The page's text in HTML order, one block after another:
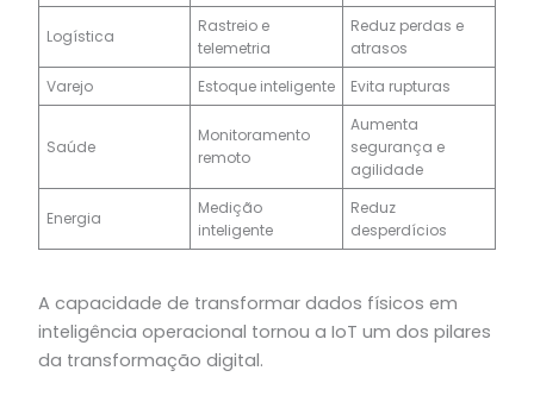
Logística
Rastreio e
telemetria
Reduz perdas e
atrasos
Varejo
Estoque inteligente Evita rupturas
Saúde
Monitoramento
remoto
Aumenta
segurança e
agilidade
Energia
Medição
inteligente
Reduz
desperdícios
A capacidade de transformar dados físicos em
inteligência operacional tornou a IoT um dos pilares
da transformação digital.